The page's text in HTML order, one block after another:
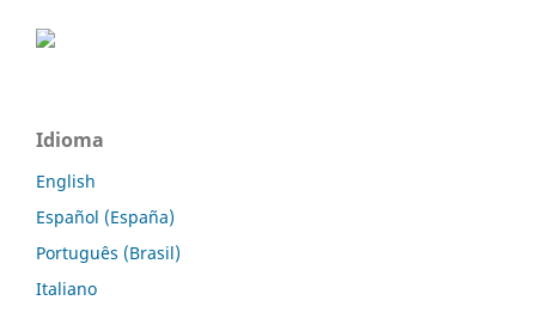
Idioma
English
Español (España)
Português (Brasil)
Italiano